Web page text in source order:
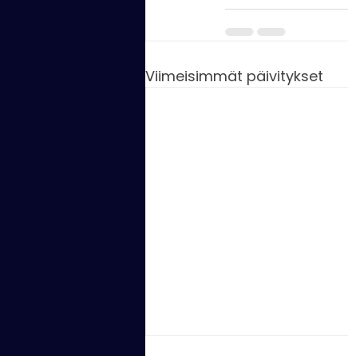
Viimeisimmät päivitykset